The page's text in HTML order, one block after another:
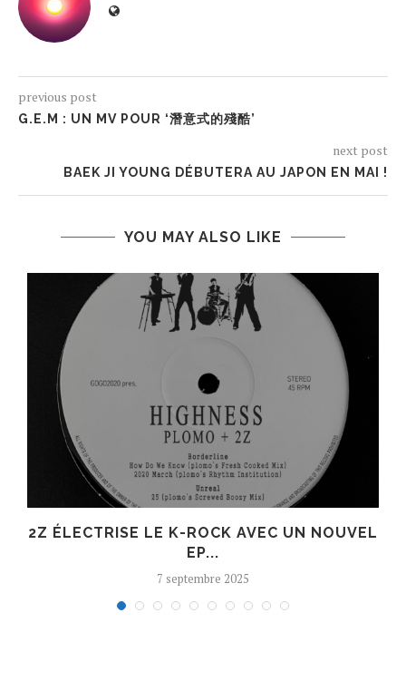
previous post
G.E.M : UN MV POUR ‘潛意式的殘酷’
next post
BAEK JI YOUNG DÉBUTERA AU JAPON EN MAI !
YOU MAY ALSO LIKE
2Z ÉLECTRISE LE K-ROCK AVEC UN NOUVEL
EP...
7 septembre 2025